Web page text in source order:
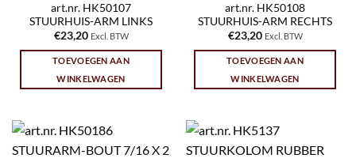
art.nr. HK50107
STUURHUIS-ARM LINKS
€23,20 Excl. BTW
TOEVOEGEN AAN
WINKELWAGEN
art.nr. HK50108
STUURHUIS-ARM RECHTS
€23,20 Excl. BTW
TOEVOEGEN AAN
WINKELWAGEN